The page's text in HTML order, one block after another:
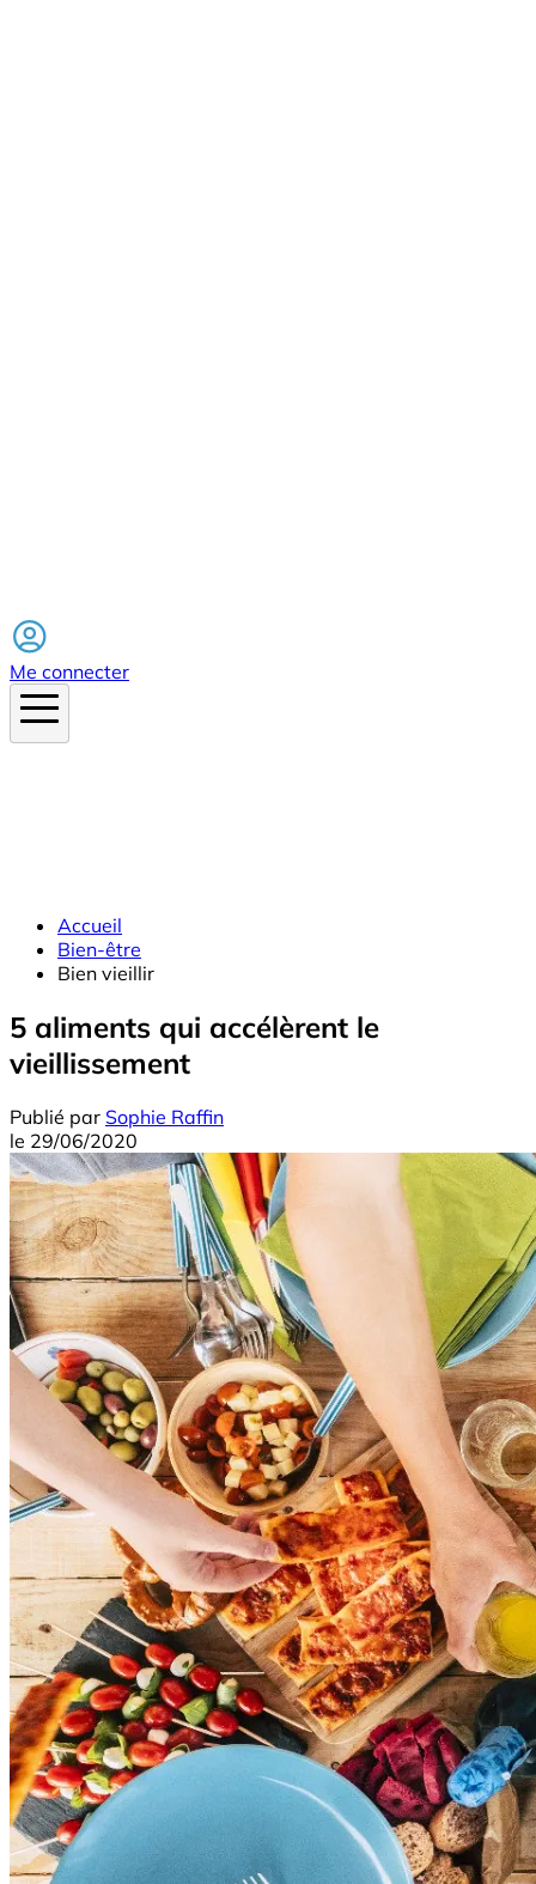
Me connecter
Accueil
Bien-être
Bien vieillir
5 aliments qui accélèrent le
vieillissement
Publié par Sophie Raffin
le 29/06/2020